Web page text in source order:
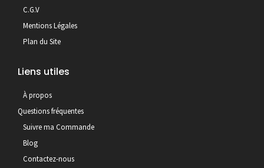
C.G.V
Mentions Légales
Plan du Site
Liens utiles
À propos
Questions fréquentes
Suivre ma Commande
Blog
Contactez-nous